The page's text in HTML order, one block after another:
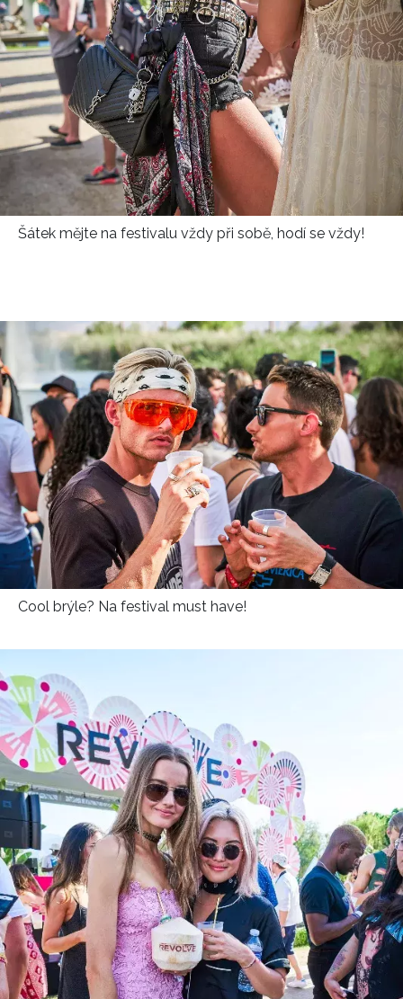
Šátek mějte na festivalu vždy při sobě, hodí se vždy!
Cool brýle? Na festival must have!